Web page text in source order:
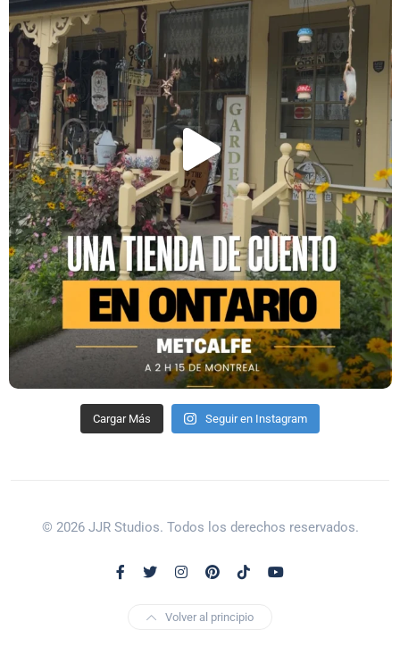
Cargar Más Seguir en Instagram
© 2026 JJR Studios. Todos los derechos reservados.
Volver al principio